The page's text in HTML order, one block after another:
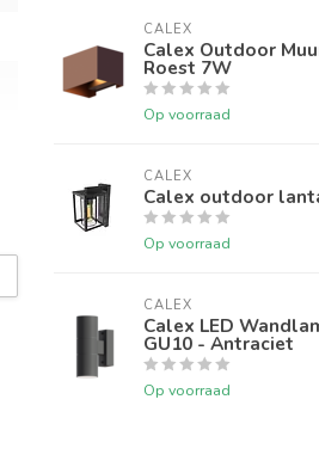
CALEX
Calex Outdoor
Roest 7W
Op voorraad
CALEX
Calex outdoor
Op voorraad
CALEX
Calex LED
GU10 - Antraciet
Op voorraad